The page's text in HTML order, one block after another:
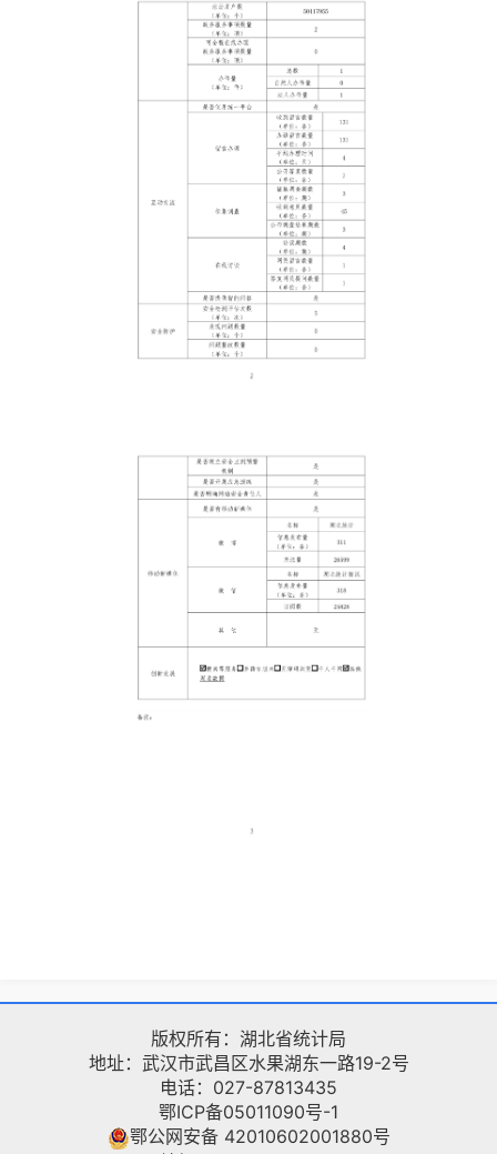
版权所有：湖北省统计局
地址：武汉市武昌区水果湖东一路19-2号
电话：027-87813435
鄂ICP备05011090号-1
鄂公网安备 42010602001880号